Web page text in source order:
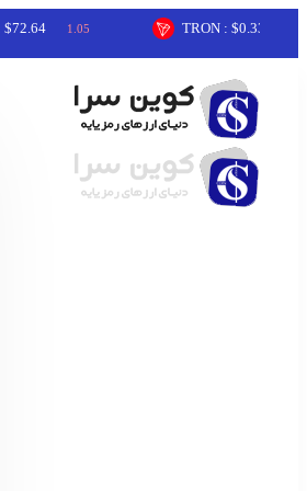
1.05 TRON : $0.33 0.05